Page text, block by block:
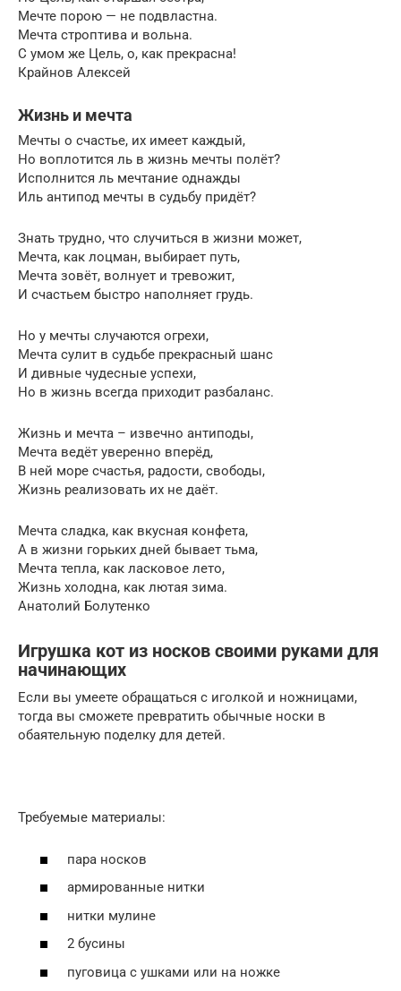
Мечте порою — не подвластна.
Мечта строптива и вольна.
С умом же Цель, о, как прекрасна!
Крайнов Алексей
Жизнь и мечта
Мечты о счастье, их имеет каждый,
Но воплотится ль в жизнь мечты полёт?
Исполнится ль мечтание однажды
Иль антипод мечты в судьбу придёт?
Знать трудно, что случиться в жизни может,
Мечта, как лоцман, выбирает путь,
Мечта зовёт, волнует и тревожит,
И счастьем быстро наполняет грудь.
Но у мечты случаются огрехи,
Мечта сулит в судьбе прекрасный шанс
И дивные чудесные успехи,
Но в жизнь всегда приходит разбаланс.
Жизнь и мечта – извечно антиподы,
Мечта ведёт уверенно вперёд,
В ней море счастья, радости, свободы,
Жизнь реализовать их не даёт.
Мечта сладка, как вкусная конфета,
А в жизни горьких дней бывает тьма,
Мечта тепла, как ласковое лето,
Жизнь холодна, как лютая зима.
Анатолий Болутенко
Игрушка кот из носков своими руками для
начинающих
Если вы умеете обращаться с иголкой и ножницами,
тогда вы сможете превратить обычные носки в
обаятельную поделку для детей.
Требуемые материалы:
пара носков
армированные нитки
нитки мулине
2 бусины
пуговица с ушками или на ножке